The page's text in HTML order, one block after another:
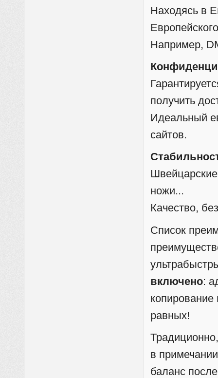
Находясь в
Например,
получить
Идеальный
сайтов.
ножи...
Качество,
Список
включено:
копирование
равных!
в
баланс